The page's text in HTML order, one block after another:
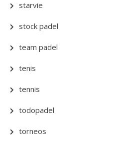
starvie
stock padel
team padel
tenis
tennis
todopadel
torneos